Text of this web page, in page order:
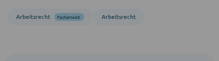
Arbeitsrecht Fachanwalt Arbeitsrecht